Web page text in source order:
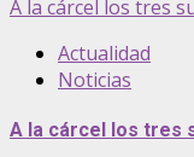
A la cárcel los tres
Actualidad
Noticias
A la cárcel los tres